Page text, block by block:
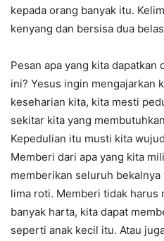
kepada orang banyak itu.
kenyang dan bersisa dua
Pesan apa yang kita
ini? Yesus ingin mengajarkan
keseharian kita, kita mesti
sekitar kita yang
Kepedulian itu musti kita
Memberi dari apa yang kita
memberikan seluruh bekalnya
lima roti. Memberi tidak harus
banyak harta, kita dapat
seperti anak kecil itu. Atau